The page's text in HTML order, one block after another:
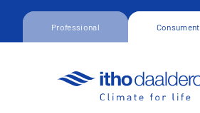
Professional Consument